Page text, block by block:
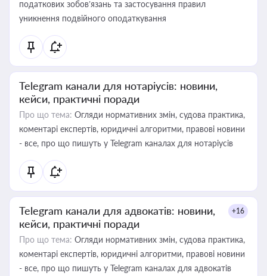
податкових зобов’язань та застосування правил
уникнення подвійного оподаткування
Telegram канали для нотаріусів: новини,
кейси, практичні поради
Про що тема: Огляди нормативних змін, судова практика,
коментарі експертів, юридичні алгоритми, правові новини
- все, про що пишуть у Telegram каналах для нотаріусів
Telegram канали для адвокатів: новини,
кейси, практичні поради
+16
Про що тема: Огляди нормативних змін, судова практика,
коментарі експертів, юридичні алгоритми, правові новини
- все, про що пишуть у Telegram каналах для адвокатів